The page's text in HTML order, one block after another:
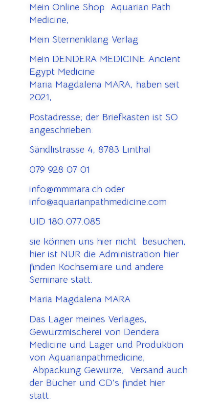
Mein Online Shop Aquarian Path
Medicine,
Mein Sternenklang Verlag
Mein DENDERA MEDICINE Ancient
Egypt Medicine
Maria Magdalena MARA, haben seit
2021,
Postadresse; der Briefkasten ist SO
angeschrieben:
Sändlistrasse 4, 8783 Linthal
079 928 07 01
info@mmmara.ch oder
info@aquarianpathmedicine.com
UID 180.077.085
sie können uns hier nicht besuchen,
hier ist NUR die Administration hier
finden Kochsemiare und andere
Seminare statt.
Maria Magdalena MARA
Das Lager meines Verlages,
Gewürzmischerei von Dendera
Medicine und Lager und Produktion
von Aquarianpathmedicine,
Abpackung Gewürze, Versand auch
der Bücher und CD’s findet hier
statt.